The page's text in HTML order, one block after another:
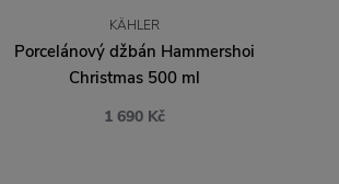
KÄHLER
Porcelánový džbán Hammershoi
Christmas 500 ml
1 690 Kč